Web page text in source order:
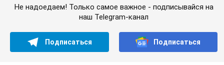
Не надоедаем! Только самое важное - подписывайся на
наш Telegram-канал
Подписаться Подписаться